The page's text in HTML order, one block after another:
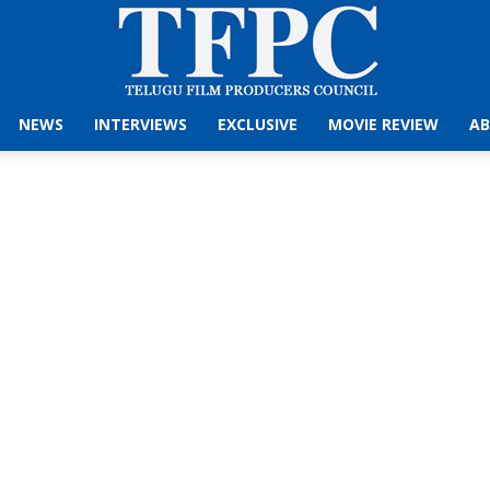
NEWS INTERVIEWS EXCLUSIVE MOVIE REVIEW